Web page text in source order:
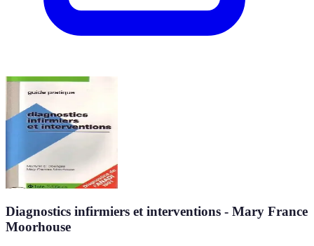
Diagnostics infirmiers et interventions - Mary France
Moorhouse